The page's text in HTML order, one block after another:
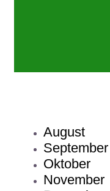
August
September
Oktober
November